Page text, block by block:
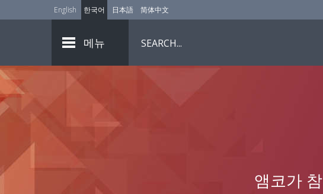
English 한국어 日本語 简体中文
메뉴
앰코가